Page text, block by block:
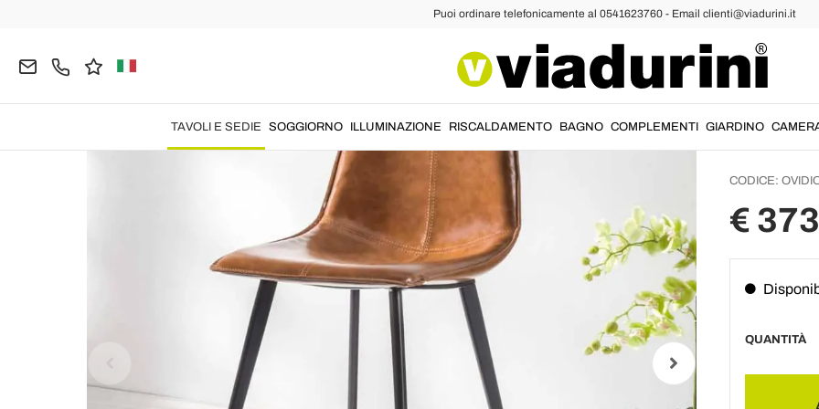
Puoi ordinare telefonicamente al 0541623760 - Email clienti@viadurini.it
TAVOLI E SEDIE SOGGIORNO ILLUMINAZIONE RISCALDAMENTO BAGNO COMPLEMENTI GIARDINO
Cuoio
Ovidio
CODICE:
€
QUANTITÀ